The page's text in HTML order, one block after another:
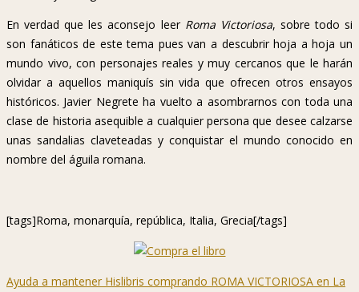
En verdad que les aconsejo leer Roma Victoriosa, sobre todo si
son fanáticos de este tema pues van a descubrir hoja a hoja un
mundo vivo, con personajes reales y muy cercanos que le harán
olvidar a aquellos maniquís sin vida que ofrecen otros ensayos
históricos. Javier Negrete ha vuelto a asombrarnos con toda una
clase de historia asequible a cualquier persona que desee calzarse
unas sandalias claveteadas y conquistar el mundo conocido en
nombre del águila romana.
[tags]Roma, monarquía, república, Italia, Grecia[/tags]
Ayuda a mantener Hislibris comprando ROMA VICTORIOSA en La